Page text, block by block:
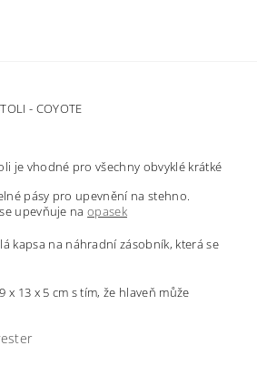
- COYOTE
je vhodné pro všechny obvyklé krátké
pásy pro upevnění na stehno.
upevňuje naopasek
kapsa na náhradní zásobník, která se
x 13 x 5 cm s tím, že hlaveň může